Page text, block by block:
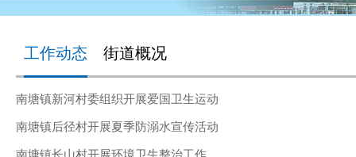
工作动态 街道概况
南塘镇新河村委组织开展爱国卫生运动
南塘镇后径村开展夏季防溺水宣传活动